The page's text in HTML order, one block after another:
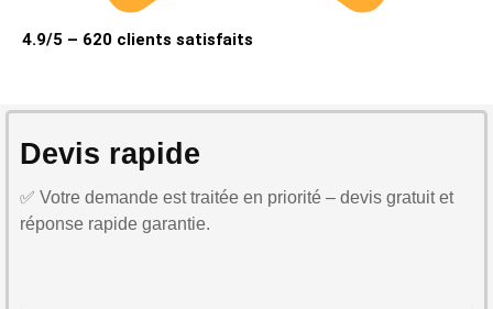
4.9/5 – 620 clients satisfaits
Devis rapide
✅ Votre demande est traitée en priorité – devis gratuit et
réponse rapide garantie.